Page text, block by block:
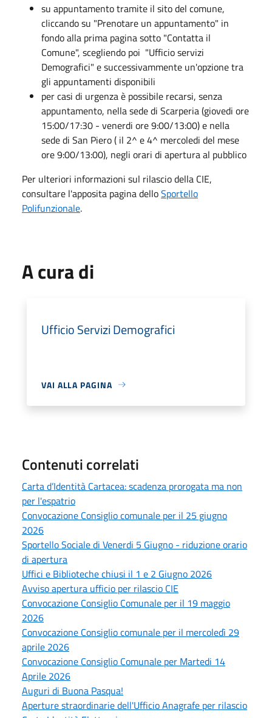
su appuntamento tramite il sito del comune,
cliccando su "Prenotare un appuntamento" in
fondo alla prima pagina sotto "Contatta il
Comune", scegliendo poi "Ufficio servizi
Demografici" e successivammente un'opzione tra
gli appuntamenti disponibili
per casi di urgenza è possibile recarsi, senza
appuntamento, nella sede di Scarperia (giovedi ore
15:00/17:30 - venerdi ore 9:00/13:00) e nella
sede di San Piero ( il 2^ e 4^ mercoledi del mese
ore 9:00/13:00), negli orari di apertura al pubblico
Per ulteriori informazioni sul rilascio della CIE,
consultare l'apposita pagina delloSportello
Polifunzionale.
A cura di
Ufficio Servizi Demografici
VAI ALLA PAGINA
Contenuti correlati
Carta d’Identità Cartacea: scadenza prorogata ma non
per l'espatrio
Convocazione Consiglio comunale per il 25 giugno
2026
Sportello Sociale di Venerdi 5 Giugno - riduzione orario
di apertura
Uffici e Biblioteche chiusi il 1 e 2 Giugno 2026
Avviso apertura ufficio per rilascio CIE
Convocazione Consiglio Comunale per il 19 maggio
2026
Convocazione Consiglio comunale per il mercoledì 29
aprile 2026
Convocazione Consiglio Comunale per Martedi 14
Aprile 2026
Auguri di Buona Pasqua!
Aperture straordinarie dell'Ufficio Anagrafe per rilascio